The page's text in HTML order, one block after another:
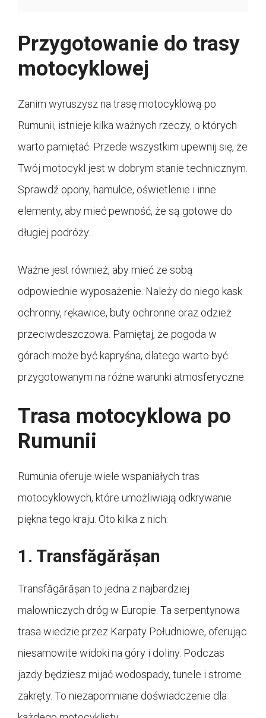
Przygotowanie do trasy
motocyklowej
Zanim wyruszysz na trasę motocyklową po
Rumunii, istnieje kilka ważnych rzeczy, o których
warto pamiętać. Przede wszystkim upewnij się, że
Twój motocykl jest w dobrym stanie technicznym.
Sprawdź opony, hamulce, oświetlenie i inne
elementy, aby mieć pewność, że są gotowe do
długiej podróży.
Ważne jest również, aby mieć ze sobą
odpowiednie wyposażenie. Należy do niego kask
ochronny, rękawice, buty ochronne oraz odzież
przeciwdeszczowa. Pamiętaj, że pogoda w
górach może być kapryśna, dlatego warto być
przygotowanym na różne warunki atmosferyczne.
Trasa motocyklowa po
Rumunii
Rumunia oferuje wiele wspaniałych tras
motocyklowych, które umożliwiają odkrywanie
piękna tego kraju. Oto kilka z nich:
1. Transfăgărășan
Transfăgărășan to jedna z najbardziej
malowniczych dróg w Europie. Ta serpentynowa
trasa wiedzie przez Karpaty Południowe, oferując
niesamowite widoki na góry i doliny. Podczas
jazdy będziesz mijać wodospady, tunele i strome
zakręty. To niezapomniane doświadczenie dla